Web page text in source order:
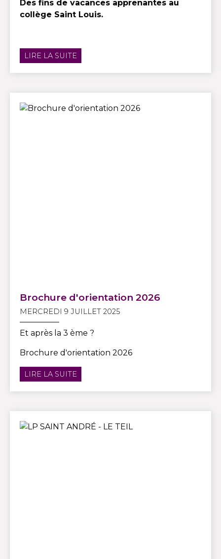
Des fins de vacances apprenantes au
collège Saint Louis.
LIRE LA SUITE
Brochure d'orientation 2026
MERCREDI 9 JUILLET 2025
Et après la 3 ème ?
Brochure d'orientation 2026
LIRE LA SUITE